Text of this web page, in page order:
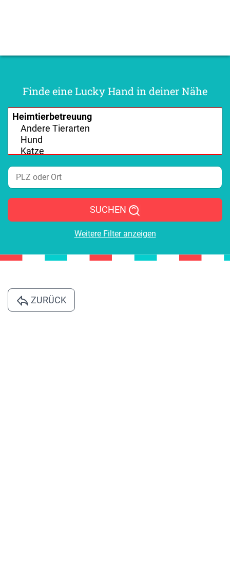
Finde eine Lucky Hand in deiner Nähe
SUCHEN
Weitere Filter anzeigen
ZURÜCK